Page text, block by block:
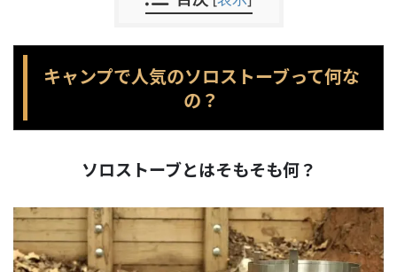
キャンプで人気のソロストーブって何な
の？
ソロストーブとはそもそも何？